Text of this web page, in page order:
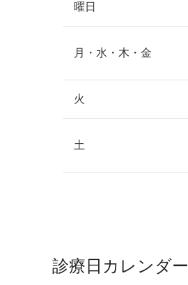
曜日
月・水・木・金
火
土
診療日カレンダー